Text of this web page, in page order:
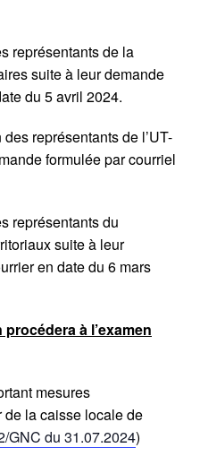
représentants de la
suite à leur demande
du 5 avril 2024.
représentants de l’UT-
formulée par courriel
représentants du
suite à leur
en date du 6 mars
à l’examen
mesures
la caisse locale de
GNC du 31.07.2024)